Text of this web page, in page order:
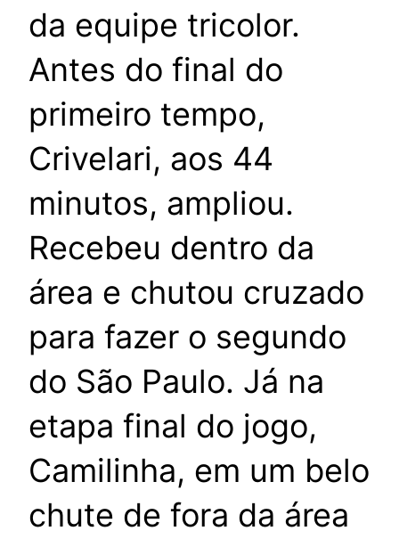
da equipe tricolor.
Antes do final do
primeiro tempo,
Crivelari, aos 44
minutos, ampliou.
Recebeu dentro da
área e chutou cruzado
para fazer o segundo
do São Paulo. Já na
etapa final do jogo,
Camilinha, em um belo
chute de fora da área